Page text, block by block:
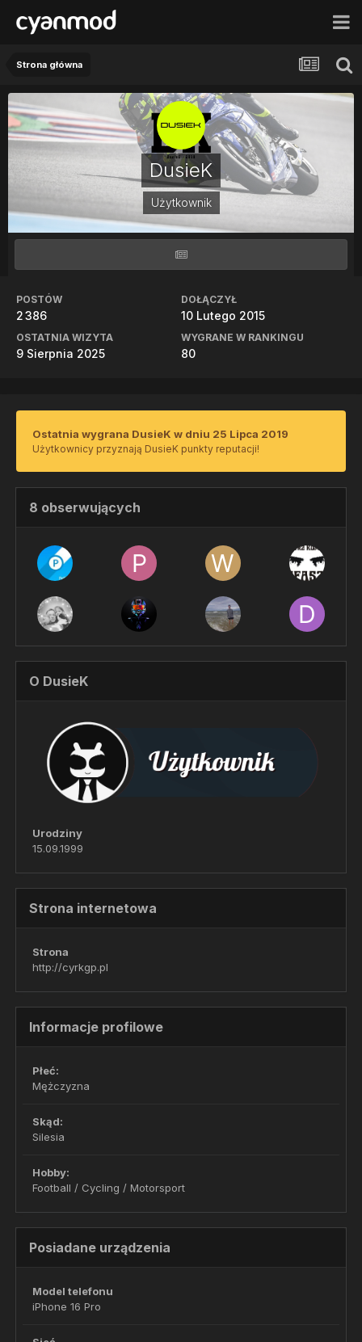
Strona główna
DusieK
Użytkownik
POSTÓW
2 386
DOŁĄCZYŁ
10 Lutego 2015
OSTATNIA WIZYTA
9 Sierpnia 2025
WYGRANE W RANKINGU
80
Ostatnia wygrana DusieK w dniu 25 Lipca 2019
Użytkownicy przyznają DusieK punkty reputacji!
8 obserwujących
O DusieK
Urodziny
15.09.1999
Strona internetowa
Strona
http://cyrkgp.pl
Informacje profilowe
Płeć:
Mężczyzna
Skąd:
Silesia
Hobby:
Football / Cycling / Motorsport
Posiadane urządzenia
Model telefonu
iPhone 16 Pro